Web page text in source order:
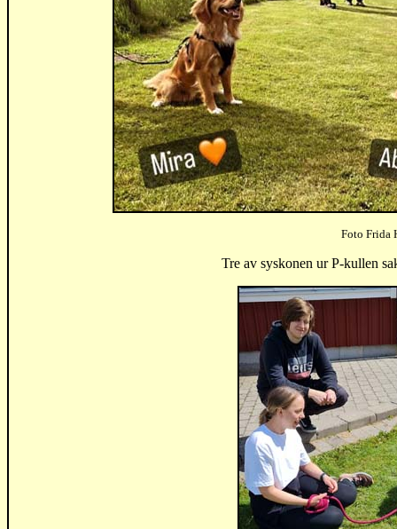
Foto Frida
Tre av syskonen ur P-kullen